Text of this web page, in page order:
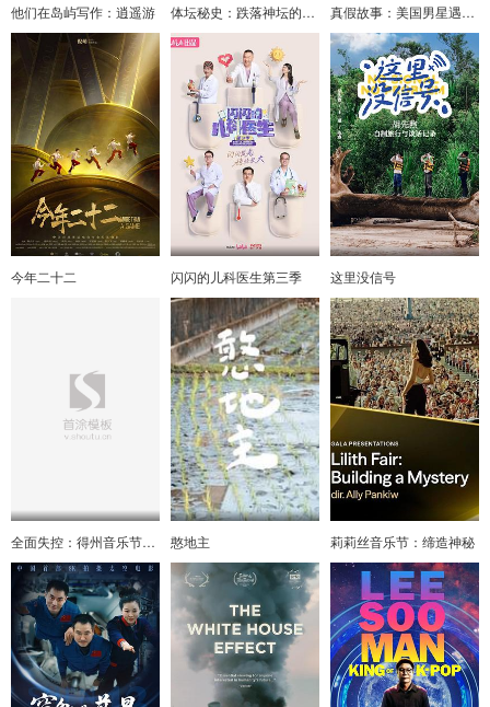
他们在岛屿写作：逍遥游 体坛秘史：跌落神坛的明星四分卫 真假故事：美国男星遇袭奇案
今年二十二 闪闪的儿科医生第三季 这里没信号
全面失控：得州音乐节悲剧 憨地主 莉莉丝音乐节：缔造神秘